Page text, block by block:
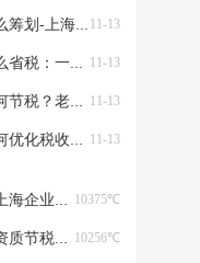
11-13
务总包怎么筹划
11-13
-上海建筑劳务总包怎么省税
11-13
！-上海建筑劳务总包如何节税
11-13
建筑劳务总包如何优化税收
10375℃
筑分包纳税优化
10256℃
园总包资质节税优化